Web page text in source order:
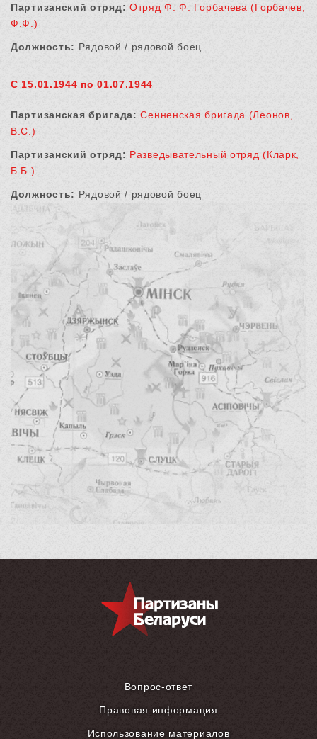
Партизанский отряд: Отряд Ф. Ф. Горбачева (Горбачев,
Ф.Ф.)
Должность: Рядовой / рядовой боец
С 15.01.1944 по 01.07.1944
Партизанская бригада: Сенненская бригада (Леонов,
В.С.)
Партизанский отряд: Разведывательный отряд (Кларк,
Б.Б.)
Должность: Рядовой / рядовой боец
Вопрос-ответ
Правовая информация
Использование материалов